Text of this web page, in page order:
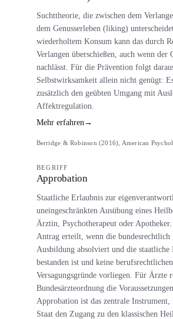
Suchttheorie, die zwischen dem
dem Genusserleben (liking)
wiederholtem Konsum kann das durch
Verlangen überschießen, auch wenn der
nachlässt. Für die Prävention folgt
Selbstwirksamkeit allein nicht genügt:
zusätzlich den geübten Umgang mit
Affektregulation.
Mehr erfahren→
Berridge & Robinson (2016), American
BEGRIFF
Approbation
Staatliche Erlaubnis zur
uneingeschränkten Ausübung eines
Ärztin, Psychotherapeut oder
Antrag erteilt, wenn die bundesrechtlich
Ausbildung absolviert und die staatliche
bestanden ist und keine berufsrechtlichen
Versagungsgründe vorliegen. Für Ärzte
Bundesärzteordnung die
Approbation ist das zentrale
Staat den Zugang zu den klassischen